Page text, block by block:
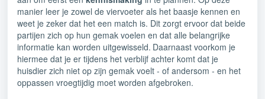
manier leer je zowel de viervoeter als het baasje kennen en
weet je zeker dat het een match is. Dit zorgt ervoor dat beide
partijen zich op hun gemak voelen en dat alle belangrijke
informatie kan worden uitgewisseld. Daarnaast voorkom je
hiermee dat je er tijdens het verblijf achter komt dat je
huisdier zich niet op zijn gemak voelt - of andersom - en het
oppassen vroegtijdig moet worden afgebroken.